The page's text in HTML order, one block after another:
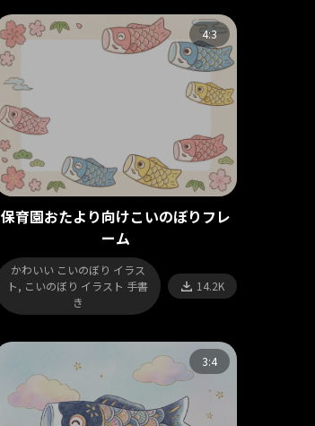
4:3
保育園おたより向けこいのぼりフレ
ーム
かわいい こいのぼり イラス
ト, こいのぼり イラスト 手書
き
14.2K
3:4